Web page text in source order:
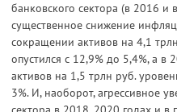
банковского сектора (в 2016 и
существенное снижение
сокращении активов на 4,1
опустился с 12,9% до 5,4%, а в
активов на 1,5 трлн руб.
3%. И, наоборот, агрессивное